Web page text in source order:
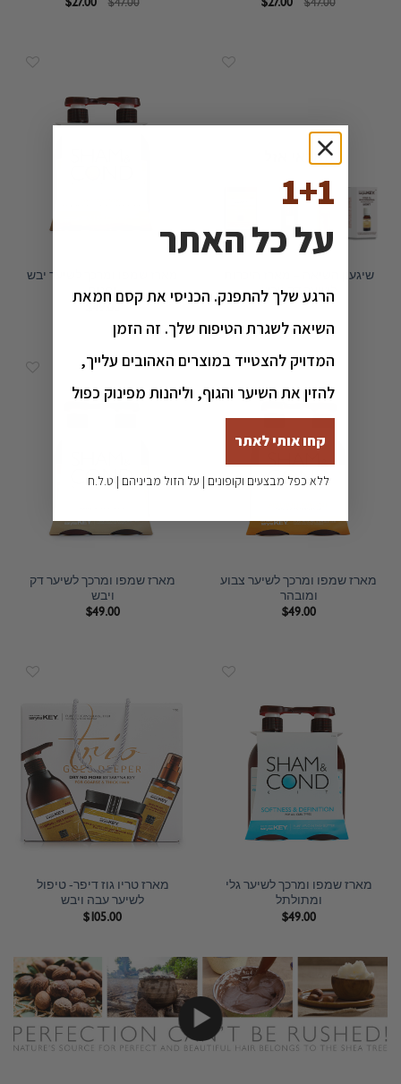
המלאי אזל
שיגעון השיאה – מארז היכרות
לשיער דק ויבש
מארז שמפו ומרכך לשיער יבש
ופגום
49.00
מארז שמפו ומרכך לשיער צבוע
ומובהר
$49.00
מארז שמפו ומרכך לשיער דק
ויבש
$49.00
מארז שמפו ומרכך לשיער גלי
ומתולתל
$49.00
מארז טריו גוז דיפר- טיפול
לשיער עבה ויבש
$105.00
1+1
על כל האתר
הרגע שלך להתפנק. הכניסי את קסם חמאת
השיאה לשגרת הטיפוח שלך. זה הזמן
המדויק להצטייד במוצרים האהובים עלייך,
להזין את השיער והגוף, וליהנות מפינוק כפול
קחו אותי לאתר
ללא כפל מבצעים וקופונים | על הזול מביניהם | ט.ל.ח